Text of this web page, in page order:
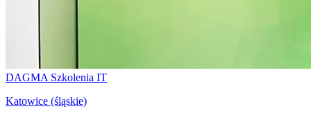
DAGMA Szkolenia IT
Katowice (śląskie)